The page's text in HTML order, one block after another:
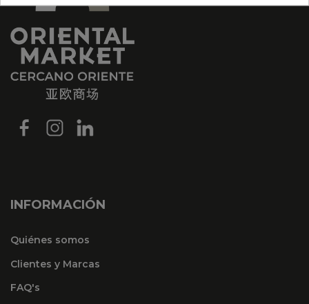
INFORMACIÓN
Quiénes somos
Clientes y Marcas
FAQ's